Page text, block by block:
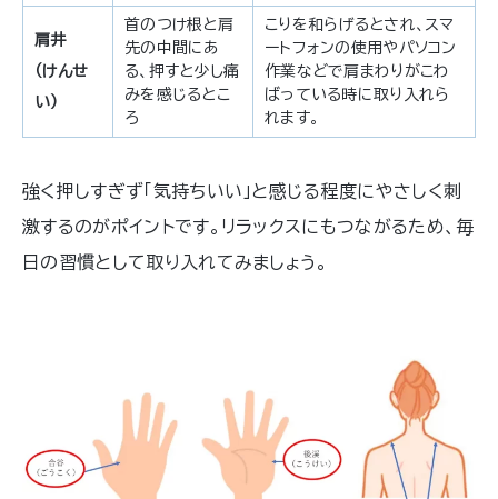
肩井
（けんせ
い）
首のつけ根と肩
先の中間にあ
る、押すと少し痛
みを感じるとこ
ろ
こりを和らげるとされ、スマ
ートフォンの使用やパソコン
作業などで肩まわりがこわ
ばっている時に取り入れら
れます。
強く押しすぎず「気持ちいい」と感じる程度にやさしく刺
激するのがポイントです。リラックスにもつながるため、毎
日の習慣として取り入れてみましょう。